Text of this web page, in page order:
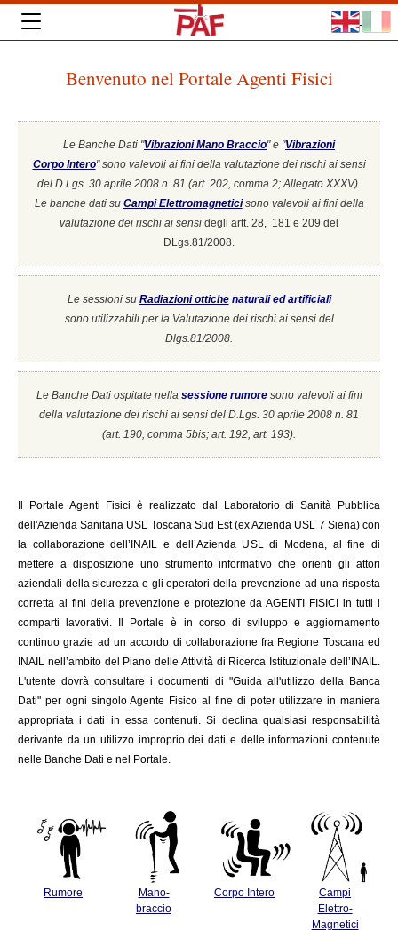
Benvenuto nel Portale Agenti Fisici
Le Banche Dati "Vibrazioni Mano Braccio" e "Vibrazioni
Corpo Intero"sono valevoli ai fini della valutazione dei rischi ai sensi
del D.Lgs. 30 aprile 2008 n. 81 (art. 202, comma 2; Allegato XXXV).
Le banche dati su Campi Elettromagneticisono valevoli ai fini della
valutazione dei rischi ai sensi degli artt. 28, 181 e 209 del
DLgs.81/2008.
Le sessioni su Radiazioni ottiche naturali ed artificiali
sono utilizzabili per la Valutazione dei rischi ai sensi del
Dlgs.81/2008.
Le Banche Dati ospitate nella sessione rumore sono valevoli ai fini
della valutazione dei rischi ai sensi del D.Lgs. 30 aprile 2008 n. 81
(art. 190, comma 5bis; art. 192, art. 193).
Portale Agenti Fisici è realizzato dal Laboratorio di Sanità Pubblica
dell'Azienda Sanitaria USL Toscana Sud Est (ex Azienda USL 7 Siena) con
la collaborazione dell’INAIL e dell’Azienda USL di Modena, al fine di
mettere a disposizione uno strumento informativo che orienti gli attori
aziendali della sicurezza e gli operatori della prevenzione ad una risposta
corretta ai fini della prevenzione e protezione da AGENTI FISICI in tutti i
comparti lavorativi. Il Portale è in corso di sviluppo e aggiornamento
continuo grazie ad un accordo di collaborazione fra Regione Toscana ed
INAIL nell’ambito del Piano delle Attività di Ricerca Istituzionale dell’INAIL.
L'utente dovrà consultare i documenti di "Guida all'utilizzo della Banca
Dati" per ogni singolo Agente Fisico al fine di poter utilizzare in maniera
appropriata i dati in essa contenuti. Si declina qualsiasi responsabilità
derivante da un utilizzo improprio dei dati e delle informazioni contenute
nelle Banche Dati e nel Portale.
Rumore
Mano-
braccio
Corpo Intero
Campi
Elettro-
Magnetici